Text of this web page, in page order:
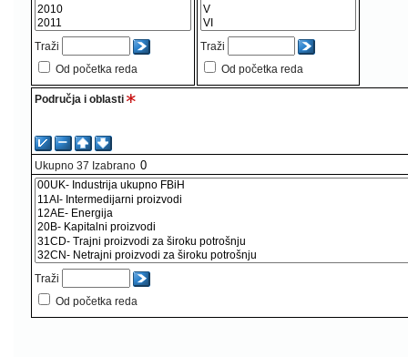
Traži
Od početka reda
Traži
Od početka reda
Područja i oblasti
Ukupno 37 Izabrano
Traži
Od početka reda